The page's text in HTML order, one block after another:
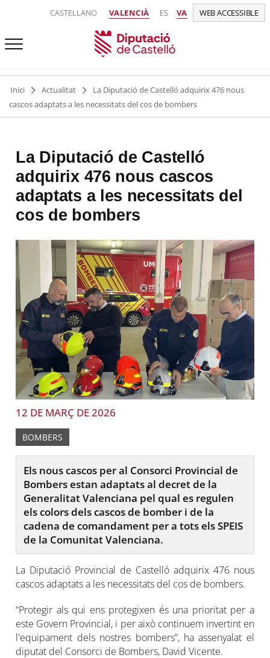
CASTELLANO VALENCIÀ ES VA WEB ACCESSIBLE
Inici Actualitat
La Diputació de Castelló adquirix 476 nous
cascos adaptats a les necessitats del cos de bombers
La Diputació de Castelló
adquirix 476 nous cascos
adaptats a les necessitats del
cos de bombers
12 DE MARÇ DE 2026
BOMBERS
Els nous cascos per al Consorci Provincial de
Bombers estan adaptats al decret de la
Generalitat Valenciana pel qual es regulen
els colors dels cascos de bomber i de la
cadena de comandament per a tots els SPEIS
de la Comunitat Valenciana.
La Diputació Provincial de Castelló adquirix 476 nous
cascos adaptats a les necessitats del cos de bombers.
“Protegir als qui ens protegixen és una prioritat per a
este Govern Provincial, i per això continuem invertint en
l'equipament dels nostres bombers”, ha assenyalat el
diputat del Consorci de Bombers, David Vicente.